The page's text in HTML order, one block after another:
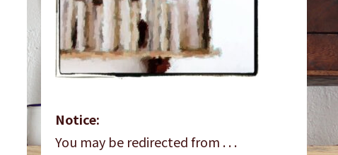
Notice:
You may be redirected from . . .